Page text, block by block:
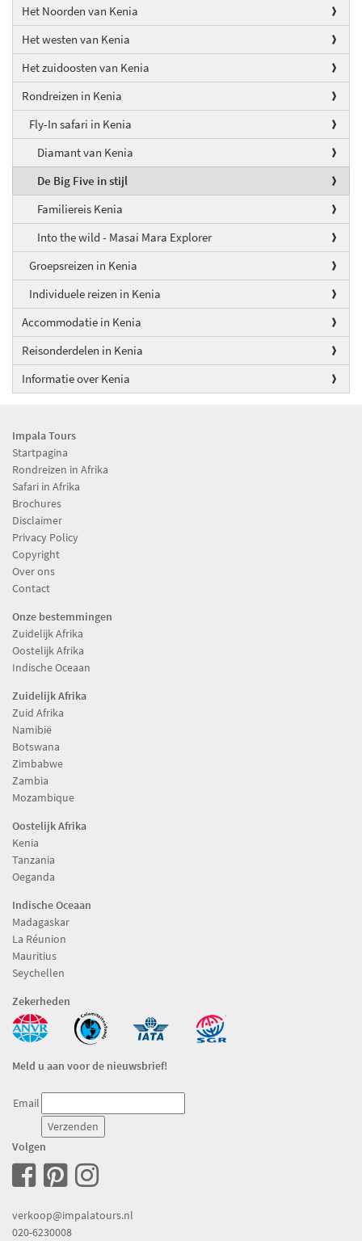
Het Noorden van Kenia
Het westen van Kenia
Het zuidoosten van Kenia
Rondreizen in Kenia
Fly-In safari in Kenia
Diamant van Kenia
De Big Five in stijl
Familiereis Kenia
Into the wild - Masai Mara Explorer
Groepsreizen in Kenia
Individuele reizen in Kenia
Accommodatie in Kenia
Reisonderdelen in Kenia
Informatie over Kenia
Impala Tours
Startpagina
Rondreizen in Afrika
Safari in Afrika
Brochures
Disclaimer
Privacy Policy
Copyright
Over ons
Contact
Onze bestemmingen
Zuidelijk Afrika
Oostelijk Afrika
Indische Oceaan
Zuidelijk Afrika
Zuid Afrika
Namibië
Botswana
Zimbabwe
Zambia
Mozambique
Oostelijk Afrika
Kenia
Tanzania
Oeganda
Indische Oceaan
Madagaskar
La Réunion
Mauritius
Seychellen
Zekerheden
Meld u aan voor de nieuwsbrief!
Email
Volgen
verkoop@impalatours.nl
020-6230008